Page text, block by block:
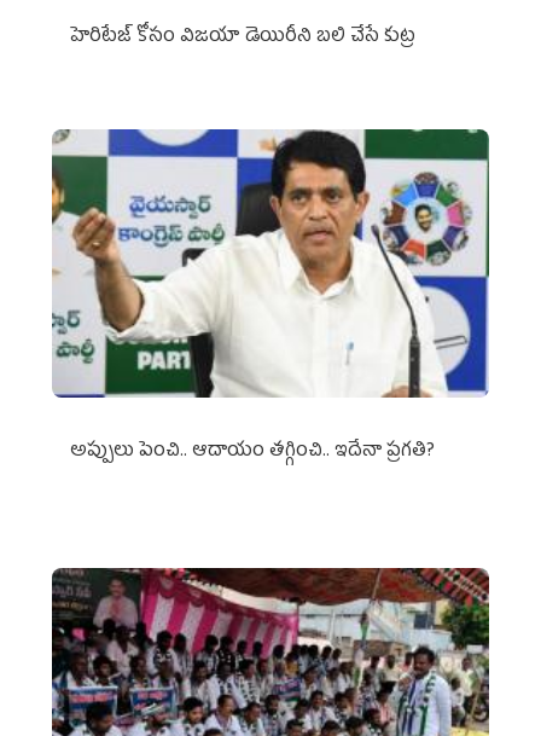
హెరిటేజ్ కోసం విజయా డెయిరీని బలి చేసే కుట్ర‌
అప్పులు పెంచి.. ఆదాయం తగ్గించి.. ఇదేనా ప్రగతి?